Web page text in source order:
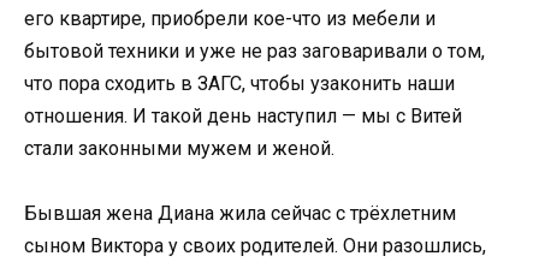
его квартире, приобрели кое-что из мебели и
бытовой техники и уже не раз заговаривали о том,
что пора сходить в ЗАГС, чтобы узаконить наши
отношения. И такой день наступил — мы с Витей
стали законными мужем и женой.
Бывшая жена Диана жила сейчас с трёхлетним
сыном Виктора у своих родителей. Они разошлись,